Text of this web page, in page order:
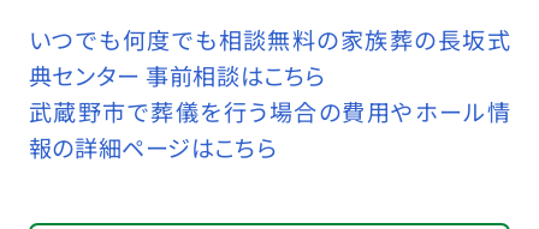
いつでも何度でも相談無料の家族葬の長坂式
典センター 事前相談はこちら
武蔵野市で葬儀を行う場合の費用やホール情
報の詳細ページはこちら